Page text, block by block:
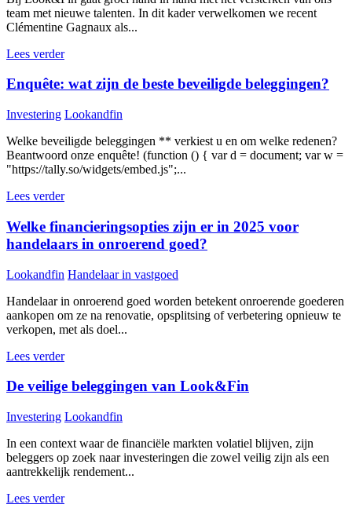
team met nieuwe talenten. In dit kader verwelkomen we recent
Clémentine Gagnaux als...
Lees verder
Enquête: wat zijn de beste beveiligde beleggingen?
Investering Lookandfin
Welke beveiligde beleggingen ** verkiest u en om welke redenen?
Beantwoord onze enquête! (function () { var d = document; var w =
"https://tally.so/widgets/embed.js";...
Lees verder
Welke financieringsopties zijn er in 2025 voor
handelaars in onroerend goed?
Lookandfin Handelaar in vastgoed
Handelaar in onroerend goed worden betekent onroerende goederen
aankopen om ze na renovatie, opsplitsing of verbetering opnieuw te
verkopen, met als doel...
Lees verder
De veilige beleggingen van Look&Fin
Investering Lookandfin
In een context waar de financiële markten volatiel blijven, zijn
beleggers op zoek naar investeringen die zowel veilig zijn als een
aantrekkelijk rendement...
Lees verder